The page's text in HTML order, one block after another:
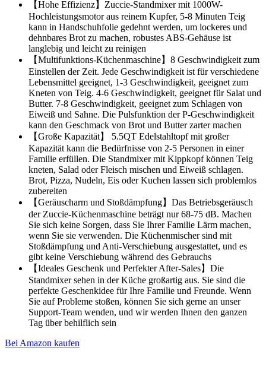
【Hohe Effizienz】Zuccie-Standmixer mit 1000W-
Hochleistungsmotor aus reinem Kupfer, 5-8 Minuten Teig
kann in Handschuhfolie gedehnt werden, um lockeres und
dehnbares Brot zu machen, robustes ABS-Gehäuse ist
langlebig und leicht zu reinigen
【Multifunktions-Küchenmaschine】8 Geschwindigkeit zum
Einstellen der Zeit. Jede Geschwindigkeit ist für verschiedene
Lebensmittel geeignet, 1-3 Geschwindigkeit, geeignet zum
Kneten von Teig. 4-6 Geschwindigkeit, geeignet für Salat und
Butter. 7-8 Geschwindigkeit, geeignet zum Schlagen von
Eiweiß und Sahne. Die Pulsfunktion der P-Geschwindigkeit
kann den Geschmack von Brot und Butter zarter machen
【Große Kapazität】 5.5QT Edelstahltopf mit großer
Kapazität kann die Bedürfnisse von 2-5 Personen in einer
Familie erfüllen. Die Standmixer mit Kippkopf können Teig
kneten, Salad oder Fleisch mischen und Eiweiß schlagen.
Brot, Pizza, Nudeln, Eis oder Kuchen lassen sich problemlos
zubereiten
【Geräuscharm und Stoßdämpfung】Das Betriebsgeräusch
der Zuccie-Küchenmaschine beträgt nur 68-75 dB. Machen
Sie sich keine Sorgen, dass Sie Ihrer Familie Lärm machen,
wenn Sie sie verwenden. Die Küchenmischer sind mit
Stoßdämpfung und Anti-Verschiebung ausgestattet, und es
gibt keine Verschiebung während des Gebrauchs
【Ideales Geschenk und Perfekter After-Sales】Die
Standmixer sehen in der Küche großartig aus. Sie sind die
perfekte Geschenkidee für Ihre Familie und Freunde. Wenn
Sie auf Probleme stoßen, können Sie sich gerne an unser
Support-Team wenden, und wir werden Ihnen den ganzen
Tag über behilflich sein
Bei Amazon kaufen